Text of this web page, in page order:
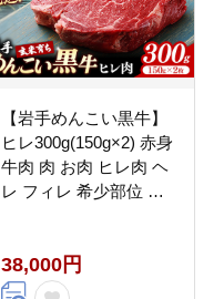
【岩手めんこい黒牛】
ヒレ300g(150g×2) 赤身
牛肉 肉 お肉 ヒレ肉 ヘ
レ フィレ 希少部位 冷
町
38,000円